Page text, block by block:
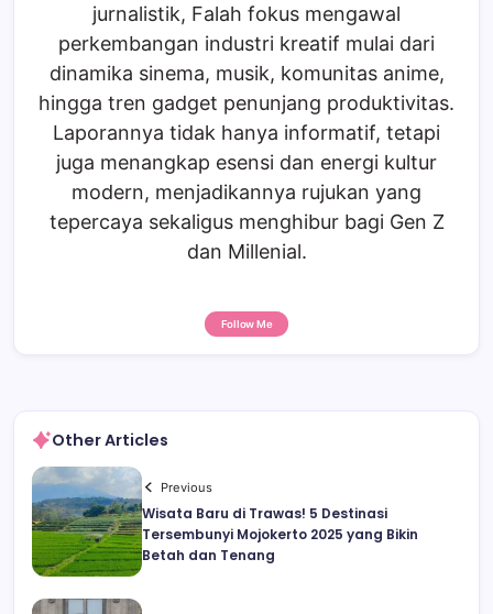
jurnalistik, Falah fokus mengawal
perkembangan industri kreatif mulai dari
dinamika sinema, musik, komunitas anime,
hingga tren gadget penunjang produktivitas.
Laporannya tidak hanya informatif, tetapi
juga menangkap esensi dan energi kultur
modern, menjadikannya rujukan yang
tepercaya sekaligus menghibur bagi Gen Z
dan Millenial.
Follow Me
Other Articles
Previous
Wisata Baru di Trawas! 5 Destinasi
Tersembunyi Mojokerto 2025 yang Bikin
Betah dan Tenang